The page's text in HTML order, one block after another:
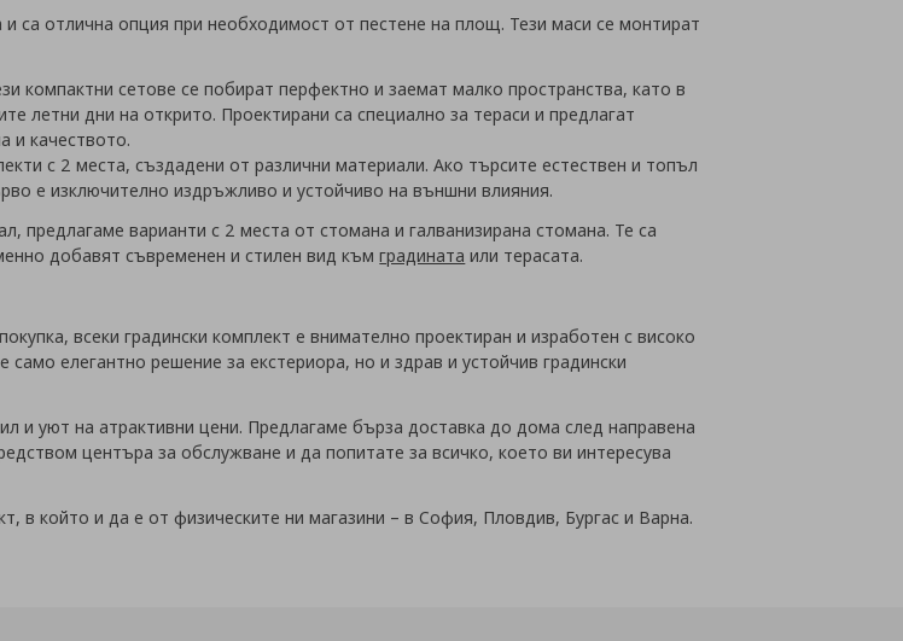
са отлична опция при необходимост от пестене на площ. Тези маси се монтират
компактни сетове се побират перфектно и заемат малко пространства, като в
летни дни на открито. Проектирани са специално за тераси и предлагат
и качеството.
с 2 места, създадени от различни материали. Ако търсите естествен и топъл
е изключително издръжливо и устойчиво на външни влияния.
предлагаме варианти с 2 места от стомана и галванизирана стомана. Те са
добавят съвременен и стилен вид къмградината или терасата.
всеки градински комплект е внимателно проектиран и изработен с високо
елегантно решение за екстериора, но и здрав и устойчив градински
и уют на атрактивни цени. Предлагаме бърза доставка до дома след направена
центъра за обслужване и да попитате за всичко, което ви интересува
в който и да е от физическите ни магазини – в София, Пловдив, Бургас и Варна.